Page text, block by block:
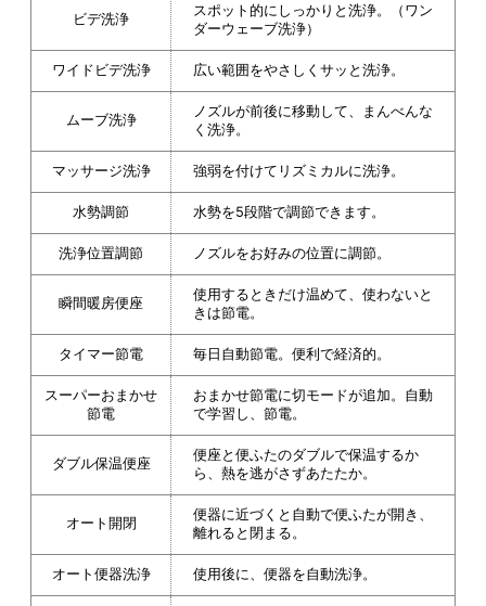
ビデ洗浄
スポット的にしっかりと洗浄。（ワン
ダーウェーブ洗浄）
ワイドビデ洗浄 広い範囲をやさしくサッと洗浄。
ムーブ洗浄
ノズルが前後に移動して、まんべんな
く洗浄。
マッサージ洗浄 強弱を付けてリズミカルに洗浄。
水勢調節 水勢を5段階で調節できます。
洗浄位置調節 ノズルをお好みの位置に調節。
瞬間暖房便座
使用するときだけ温めて、使わないと
きは節電。
タイマー節電 毎日自動節電。便利で経済的。
スーパーおまかせ
節電
おまかせ節電に切モードが追加。自動
で学習し、節電。
ダブル保温便座
便座と便ふたのダブルで保温するか
ら、熱を逃がさずあたたか。
オート開閉
便器に近づくと自動で便ふたが開き、
離れると閉まる。
オート便器洗浄 使用後に、便器を自動洗浄。